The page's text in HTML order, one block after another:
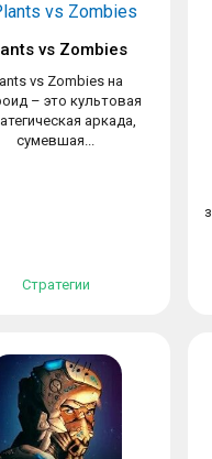
vs Zombies
vs Zombies на
– это культовая
аркада,
сумевшая...
Стратегии